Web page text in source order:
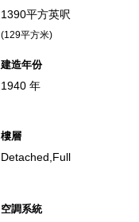
1390平方英呎
(129平方米)
建造年份
1940 年
樓層
Detached,Full
空調系統